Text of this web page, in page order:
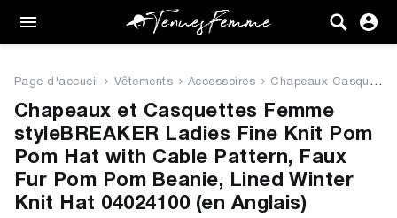
Femme
Vêtements
Chaussures
Sacs
Page d'accueil Vêtements Accessoires Chapeaux Casquettes
Chapeaux et Casquettes Femme
styleBREAKER Ladies Fine Knit Pom
Pom Hat with Cable Pattern, Faux
Fur Pom Pom Beanie, Lined Winter
Knit Hat 04024100 (en Anglais)